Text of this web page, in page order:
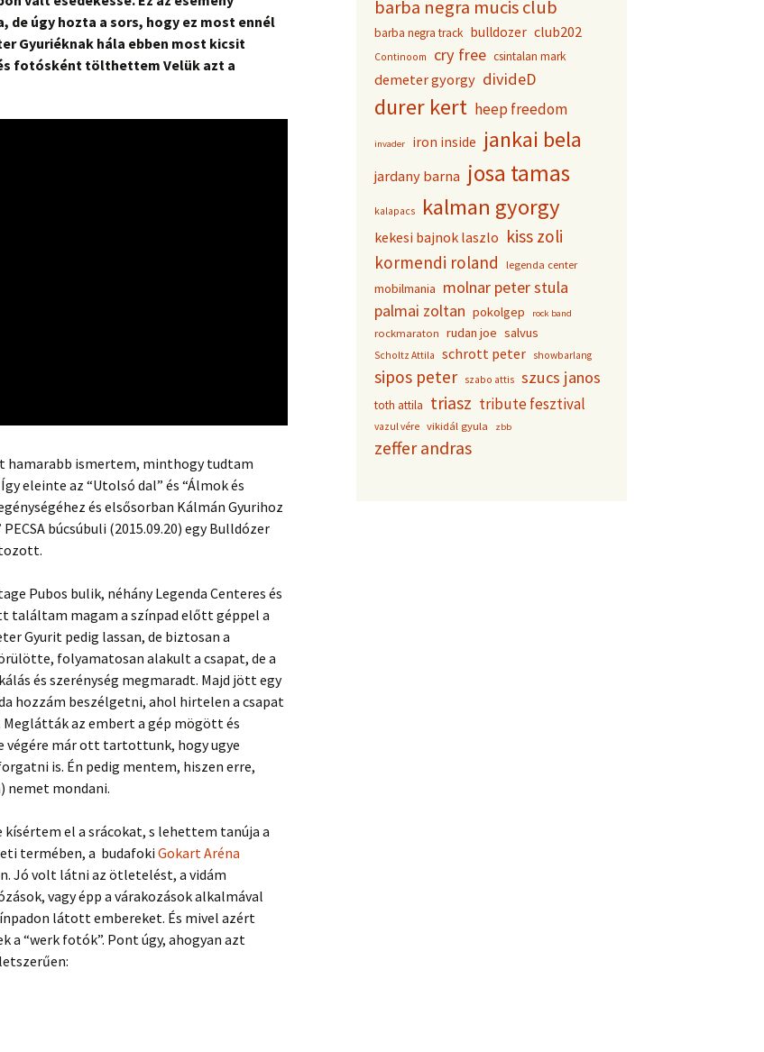
de úgy hozta a sors, hogy ez most ennél
Gyuriéknak hála ebben most kicsit
fotósként tölthettem Velük azt a
hamarabb ismertem, minthogy tudtam
eleinte az “Utolsó dal” és “Álmok és
és elsősorban Kálmán Gyurihoz
búcsúbuli (2015.09.20) egy Bulldózer
Pubos bulik, néhány Legenda Centeres és
találtam magam a színpad előtt géppel a
Gyurit pedig lassan, de biztosan a
folyamatosan alakult a csapat, de a
és szerénység megmaradt. Majd jött egy
hozzám beszélgetni, ahol hirtelen a csapat
az embert a gép mögött és
végére már ott tartottunk, hogy ugye
is. Én pedig mentem, hiszen erre,
nemet mondani.
el a srácokat, s lehettem tanúja a
termében, a budafoki Gokart Aréna
Jó volt látni az ötletelést, a vidám
vagy épp a várakozások alkalmával
látott embereket. És mivel azért
“werk fotók”. Pont úgy, ahogyan azt
barba negra mucis club
barba negra track bulldozer club202
Continoom cry free csintalan mark
demeter gyorgy divideD
durer kert heep freedom
invader iron inside jankai bela
jardany barna josa tamas
kalapacs kalman gyorgy
kekesi bajnok laszlo kiss zoli
kormendi roland
legenda center
mobilmania molnar peter stula
palmai zoltan pokolgep rock band
rockmaraton rudan joe salvus
Scholtz Attila schrott peter showbarlang
sipos peter szabo attis szucs janos
toth attila triasz tribute fesztival
vazul vére vikidál gyula zbb
zeffer andras